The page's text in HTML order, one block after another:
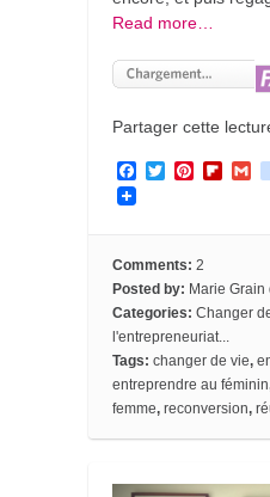
Read more…
Partager cette
F
o
o
T
e
r
P
r
e
s
t
F
a
d
Comments: 2
Posted by: Marie Grain
Categories: Changer
l'entrepreneuriat...
Tags: changer de vie,
entreprendre au féminin
femme, reconversion,